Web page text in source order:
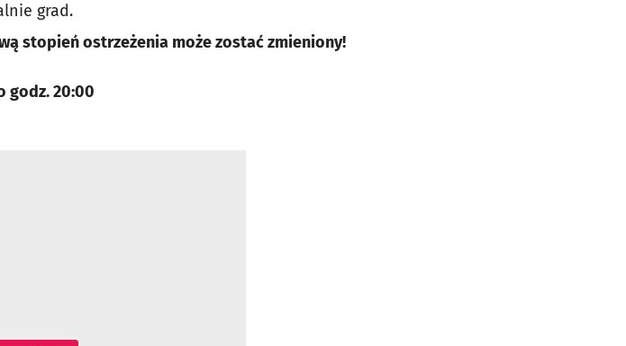
grad.
stopień ostrzeżenia może zostać zmieniony!
godz. 20:00